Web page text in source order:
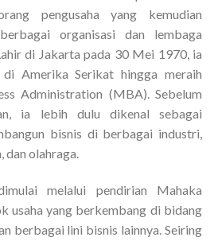
pengusaha yang kemudian
organisasi dan lembaga
di Jakarta pada 30 Mei 1970, ia
di Amerika Serikat hingga meraih
Administration (MBA). Sebelum
ia lebih dulu dikenal sebagai
bisnis di berbagai industri,
dan olahraga.
melalui pendirian Mahaka
usaha yang berkembang di bidang
berbagai lini bisnis lainnya. Seiring